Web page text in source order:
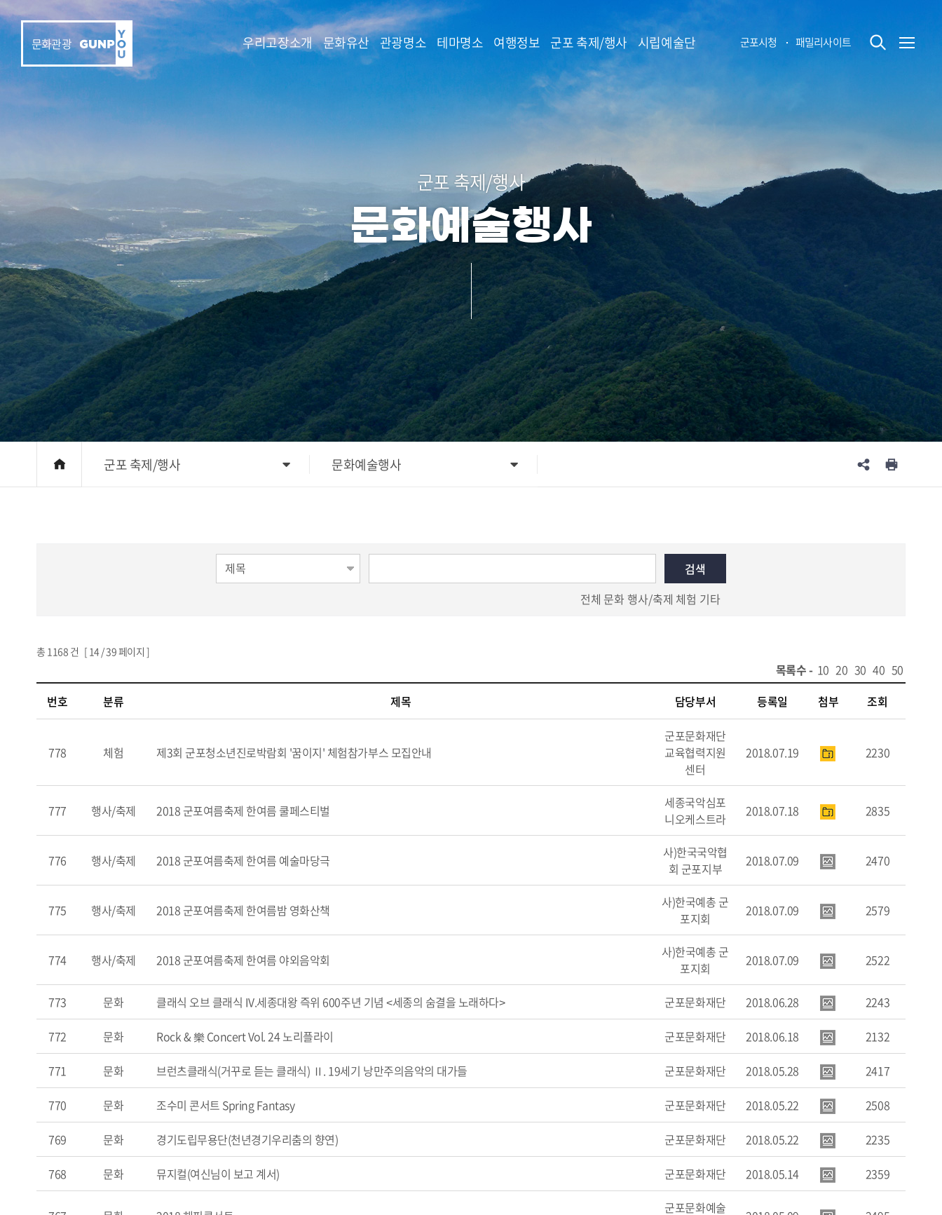
본문 바로가기
문화관광 우리고장소개 문화유산 관광명소 테마명소 여행정보 군포 축제/행사 시립예술단 군포시청 패밀리사이트
군포 축제/행사
문화예술행사
군포 축제/행사 문화예술행사
전체 문화 행사/축제 체험 기타
총 1168 건 [ 14/ 39 페이지 ]
목록수 - 10 20 30 40 50
번호
분류 제목 담당부서 등록일 첨부 조회
778 체험 제3회 군포청소년진로박람회 '꿈이지' 체험참가부스 모집안내
군포문화재단
교육협력지원
센터
2018.07.19 2230
777 행사/축제 2018 군포여름축제 한여름 쿨페스티벌
세종국악심포
니오케스트라
2018.07.18 2835
776 행사/축제 2018 군포여름축제 한여름 예술마당극
사)한국국악협
회 군포지부
2018.07.09 2470
775 행사/축제 2018 군포여름축제 한여름밤 영화산책
사)한국예총 군
포지회
2018.07.09 2579
774 행사/축제 2018 군포여름축제 한여름 야외음악회
사)한국예총 군
포지회
2018.07.09 2522
773 문화 클래식 오브 클래식 IV.세종대왕 즉위 600주년 기념 <세종의 숨결을 노래하다> 군포문화재단 2018.06.28 2243
772 문화 Rock & 樂 Concert Vol. 24 노리플라이 군포문화재단 2018.06.18 2132
771 문화 브런츠클래식(거꾸로 듣는 클래식) Ⅱ. 19세기 낭만주의음악의 대가들 군포문화재단 2018.05.28 2417
770 문화 조수미 콘서트 Spring Fantasy 군포문화재단 2018.05.22 2508
769 문화 경기도립무용단(천년경기우리춤의 향연) 군포문화재단 2018.05.22 2235
768 문화 뮤지컬(여신님이 보고 계서) 군포문화재단 2018.05.14 2359
군포문화예술